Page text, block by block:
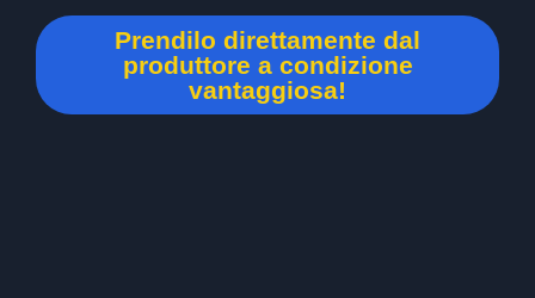
Prendilo direttamente dal
produttore a condizione
vantaggiosa!